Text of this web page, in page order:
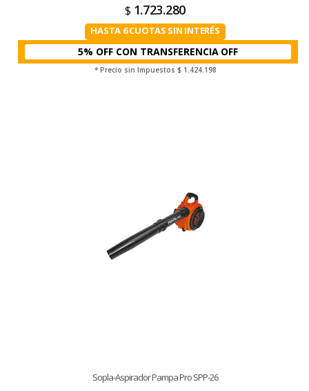
$ 1.723.280
HASTA 6 CUOTAS SIN INTERÉS
5% OFF CON TRANSFERENCIA
* Precio sin Impuestos $ 1.424.198
Sopla-Aspirador Pampa Pro SPP-26